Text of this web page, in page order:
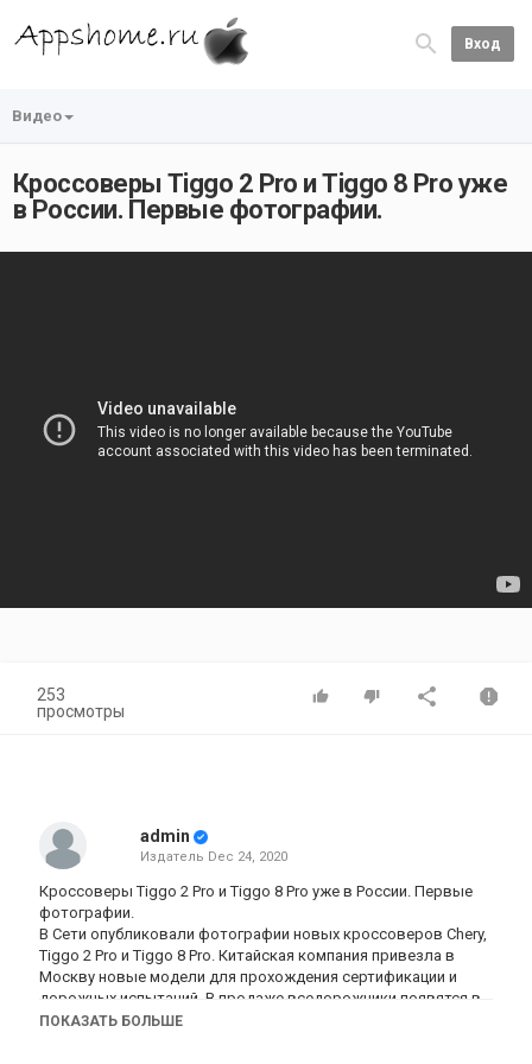
Вход
Видео
Кроссоверы Tiggo 2 Pro и Tiggo 8 Pro уже
в России. Первые фотографии.
253
просмотры
admin
Издатель Dec 24, 2020
Кроссоверы Tiggo 2 Pro и Tiggo 8 Pro уже в России. Первые
фотографии.
В Сети опубликовали фотографии новых кроссоверов Chery,
Tiggo 2 Pro и Tiggo 8 Pro. Китайская компания привезла в
Москву новые модели для прохождения сертификации и
дорожных испытаний. В продаже вседорожники появятся в
следующем году.Новый Chery Tiggo 2 Pro представляет
ПОКАЗАТЬ БОЛЬШЕ